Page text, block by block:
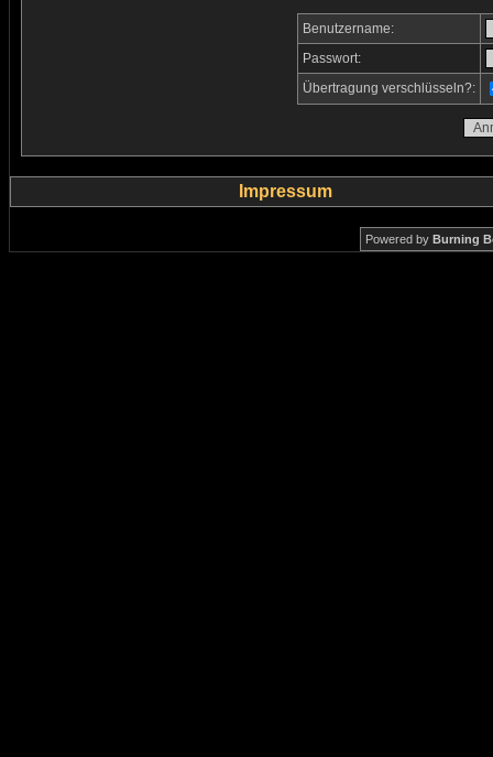
Benutzername:
Passwort:
Übertragung verschlüsseln?:
Impressum
Powered by Burning